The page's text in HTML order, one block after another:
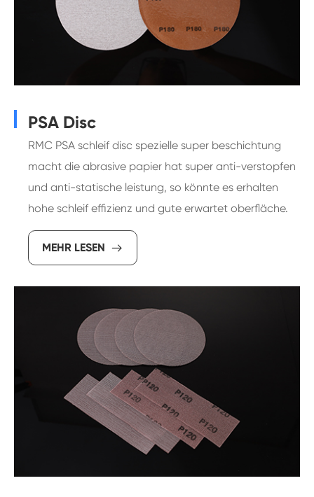
PSA Disc
RMC PSA schleif disc spezielle super beschichtung
macht die abrasive papier hat super anti-verstopfen
und anti-statische leistung, so könnte es erhalten
hohe schleif effizienz und gute erwartet oberfläche.
MEHR LESEN 